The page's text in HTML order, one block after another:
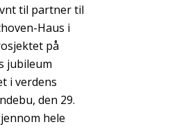
til partner til
Haus i
på
jubileum
i verdens
den 29.
hele